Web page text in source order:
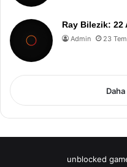
Ray Bilezik: 22
Admin 23
unblocked